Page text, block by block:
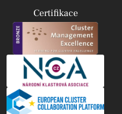
Certifikace